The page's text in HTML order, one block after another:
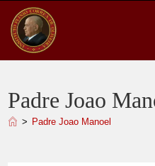
para
conteúdo
Padre Joao
> Padre Joao Manoel